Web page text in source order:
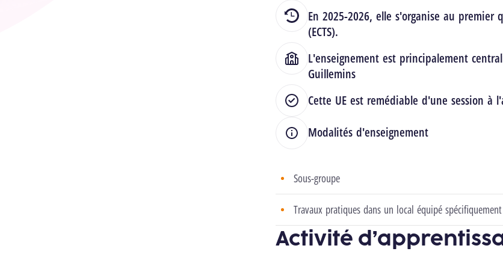
En 2025-2026, elle s'organise au
(ECTS).
L'enseignement est principalement
Guillemins
Cette UE est remédiable d'une session à
Modalités d'enseignement
Sous-groupe
Travaux pratiques dans un local équipé spécifiquement
Activité